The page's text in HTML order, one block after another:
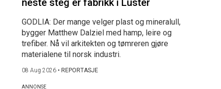
GODLIA: Der mange velger plast og mineralull,
bygger Matthew Dalziel med hamp, leire og
trefiber. Nå vil arkitekten og tømreren gjøre
materialene til norsk industri.
08 Aug 2026 • REPORTASJE